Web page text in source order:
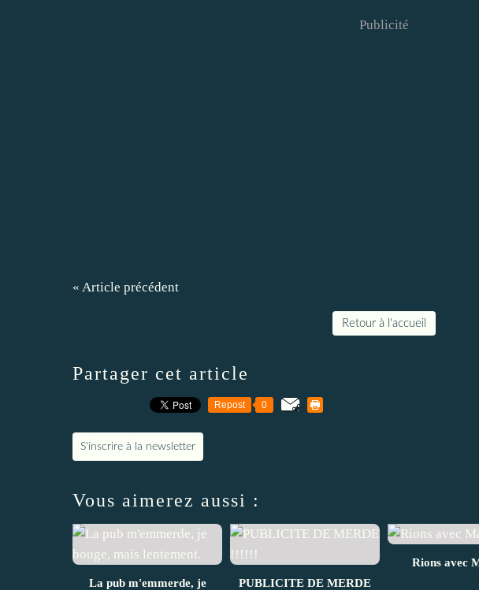
Publicité
« Article précédent
Retour à l'accueil
Partager cet article
Repost 0
S'inscrire à la newsletter
Vous aimerez aussi :
La pub m'emmerde, je
PUBLICITE DE MERDE
Rions avec